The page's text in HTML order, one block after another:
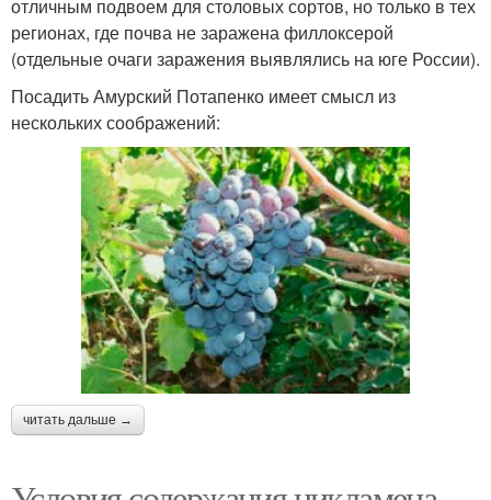
отличным подвоем для столовых сортов, но только в тех
регионах, где почва не заражена филлоксерой
(отдельные очаги заражения выявлялись на юге России).
Посадить Амурский Потапенко имеет смысл из
нескольких соображений:
читать дальше →